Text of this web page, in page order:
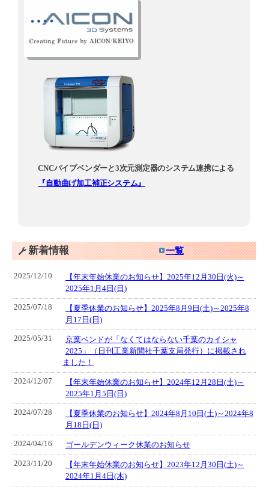
CNCパイプベンダーと3次元測定器のシステム連携による
『自動曲げ加工補正システム』
新着情報 一覧
2025/12/10
【年末年始休業のお知らせ】2025年12月30日(火)～
2025年1月4日(日)
2025/07/18
【夏季休業のお知らせ】2025年8月9日(土)～2025年8
月17日(日)
2025/05/31
京葉ベンドが「なくてはならない千葉のカイシャ
2025」（日刊工業新聞社千葉支局発行）に掲載され
ました！
2024/12/07
【年末年始休業のお知らせ】2024年12月28日(土)～
2025年1月5日(日)
2024/07/28
【夏季休業のお知らせ】2024年8月10日(土)～2024年8
月18日(日)
2024/04/16 ゴールデンウィーク休業のお知らせ
2023/11/20
【年末年始休業のお知らせ】2023年12月30日(土)～
2024年1月4日(木)